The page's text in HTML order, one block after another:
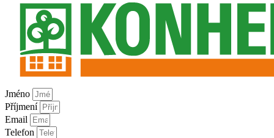
Jméno
Příjmení
Email
Telefon